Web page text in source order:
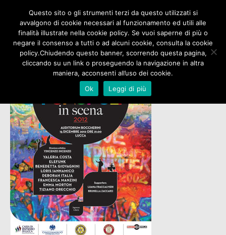
Questo sito o gli strumenti terzi da questo utilizzati si
avvalgono di cookie necessari al funzionamento ed utili alle
finalità illustrate nella cookie policy. Se vuoi saperne di più o
negare il consenso a tutti o ad alcuni cookie, consulta la cookie
policy.Chiudendo questo banner, scorrendo questa pagina,
cliccando su un link o proseguendo la navigazione in altra
maniera, acconsenti all’uso dei cookie.
Ok
Leggi di più